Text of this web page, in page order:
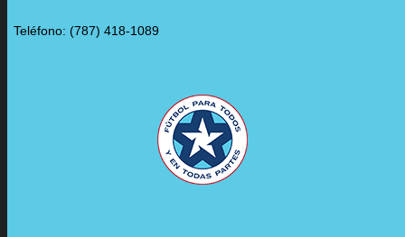
Teléfono: (787) 418-1089